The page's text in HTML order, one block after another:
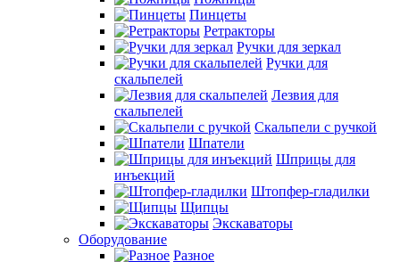
Пинцеты
Ретракторы
Ручки для зеркал
Ручки для
скальпелей
Лезвия для
скальпелей
Скальпели с ручкой
Шпатели
Шприцы для
инъекций
Штопфер-гладилки
Щипцы
Экскаваторы
Оборудование
Разное